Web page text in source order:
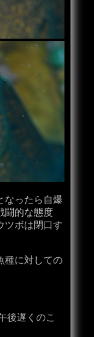
なったら自爆
闘的な態度
ツボは閉口す
種に対しての
後遅くのこ